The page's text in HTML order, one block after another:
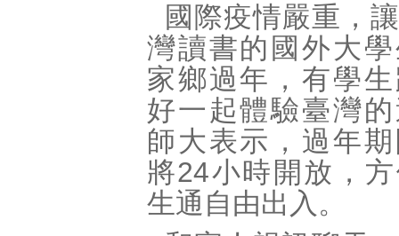
國際疫情嚴重，
灣讀書的國外大
家鄉過年，有學
好一起體驗臺灣
師大表示，過年
將24小時開放，
生通自由出入。